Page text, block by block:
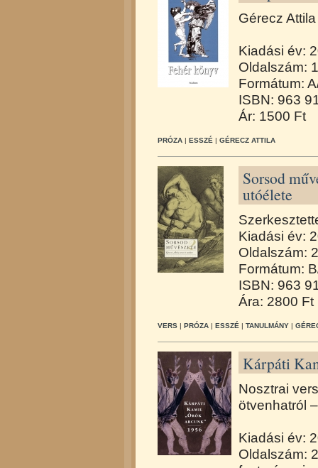
Gérecz
Kiadási év:
Oldalszám:
Formátum:
ISBN: 963
Ár: 1500 Ft
PRÓZA | ESSZÉ | GÉRECZ ATTILA
Sorsod
utóélete
Kiadási év:
Oldalszám:
Formátum:
ISBN: 963
Ára: 2800 Ft
VERS | PRÓZA | ESSZÉ | TANULMÁNY |
Kárpáti
Nosztrai
ötvenhatról
Kiadási év:
Oldalszám: